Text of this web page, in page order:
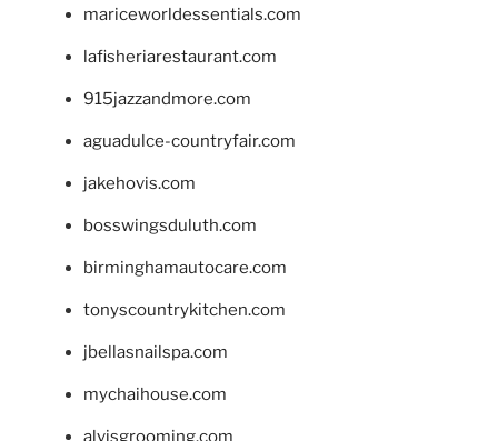
mariceworldessentials.com
lafisheriarestaurant.com
915jazzandmore.com
aguadulce-countryfair.com
jakehovis.com
bosswingsduluth.com
birminghamautocare.com
tonyscountrykitchen.com
jbellasnailspa.com
mychaihouse.com
alvisgrooming.com